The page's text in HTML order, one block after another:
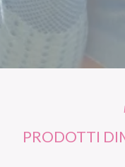
PRODOTTI